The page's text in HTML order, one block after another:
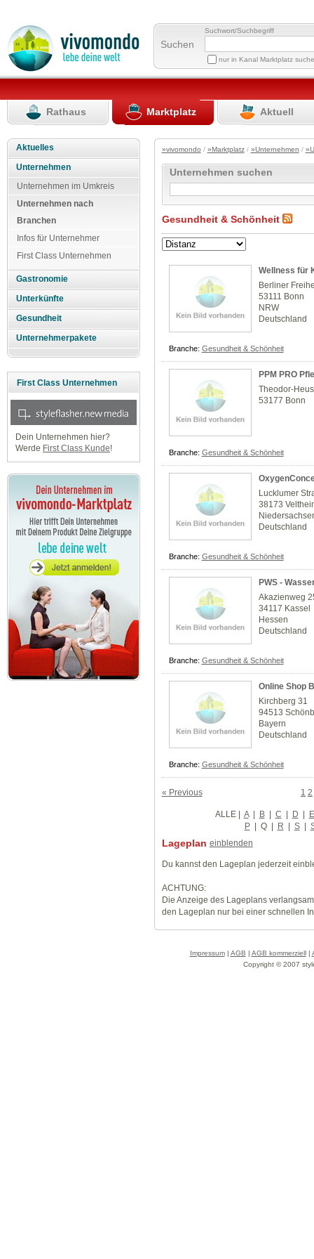
Suchen
Suchwort/Suchbegriff
nur in Kanal Marktplatz
Rathaus Marktplatz Aktuell
Aktuelles
Unternehmen
Unternehmen im Umkreis
Unternehmen nach
Branchen
Infos für Unternehmer
First Class Unternehmen
Gastronomie
Unterkünfte
Gesundheit
Unternehmerpakete
First Class Unternehmen
Dein Unternehmen hier?
Werde First Class Kunde!
»vivomondo / »Marktplatz/ »Unternehmen /
Unternehmen suchen
Gesundheit & Schönheit
Wellness für
Berliner
53111 Bonn
NRW
Deutschland
Branche: Gesundheit & Schönheit
PPM PRO
Theodor-
53177 Bonn
Branche: Gesundheit & Schönheit
Lucklumer
38173
Deutschland
Branche: Gesundheit & Schönheit
PWS -
Akazienweg
34117 Kassel
Hessen
Deutschland
Branche: Gesundheit & Schönheit
Online Shop
Kirchberg 31
94513
Bayern
Deutschland
Branche: Gesundheit & Schönheit
« Previous 1 2
ALLE| A | B | C | D | E
P | Q | R | S |
Lageplan einblenden
Du kannst den Lageplan jederzeit
ACHTUNG:
Die Anzeige des Lageplans
den Lageplan nur bei einer schnellen
Impressum| AGB | AGB kommerziell|
Copyright © 2007